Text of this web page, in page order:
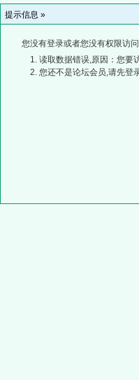
提示信息 »
您没有登录或者您没有权限访
读取数据错误,原因：您要
您还不是论坛会员,请先登